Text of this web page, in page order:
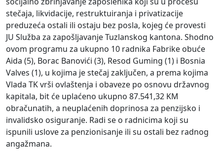
stečaja, likvidacije, restruktuiranja i privatizacije
preduzeća ostali ili ostaju bez posla, kojeg će provesti
JU Služba za zapošljavanje Tuzlanskog kantona. Shodno
ovom programu za ukupno 10 radnika Fabrike obuće
Aida (5), Borac Banovići (3), Resod Guming (1) i Bosnia
Valves (1), u kojima je stečaj zaključen, a prema kojima
Vlada TK vrši ovlaštenja i obaveze po osnovu državnog
kapitala, bit će uplaćeno ukupno 87.541,32 KM
obračunatih, a neuplaćenih doprinosa za penzijsko i
invalidsko osiguranje. Radi se o radnicima koji su
ispunili uslove za penzionisanje ili su ostali bez radnog
angažmana.